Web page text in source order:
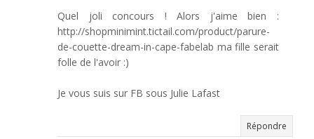
Quel joli concours ! Alors j'aime bien :
http://shopminimint.tictail.com/product/parure-
de-couette-dream-in-cape-fabelab ma fille serait
folle de l'avoir :)
Je vous suis sur FB sous Julie Lafast
Répondre